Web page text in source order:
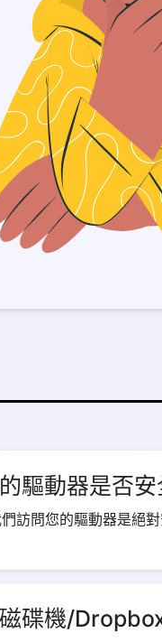
驅動器是否安
訪問您的驅動器是絕
碟機/